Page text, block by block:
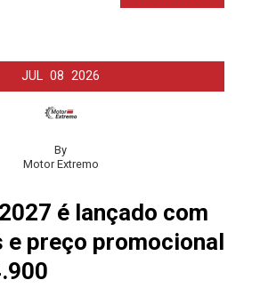
JUL 08 2026
By
Motor Extremo
é lançado com
e preço promocional